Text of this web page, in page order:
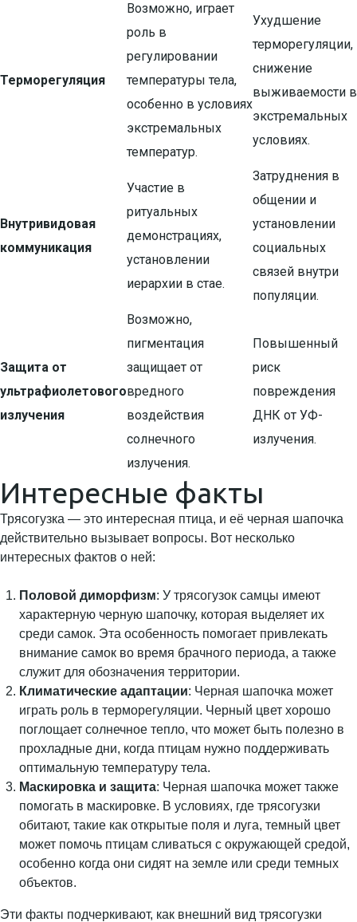
Терморегуляция
Возможно, играет
роль в
регулировании
температуры тела,
особенно в условиях
экстремальных
температур.
Ухудшение
терморегуляции,
снижение
выживаемости в
экстремальных
условиях.
Внутривидовая
коммуникация
Участие в
ритуальных
демонстрациях,
установлении
иерархии в стае.
Затруднения в
общении и
установлении
социальных
связей внутри
популяции.
Защита от
ультрафиолетового
излучения
Возможно,
пигментация
защищает от
вредного
воздействия
солнечного
излучения.
Повышенный
риск
повреждения
ДНК от УФ-
излучения.
Интересные факты
Трясогузка — это интересная птица, и её черная шапочка
действительно вызывает вопросы. Вот несколько
интересных фактов о ней:
Половой диморфизм: У трясогузок самцы имеют
характерную черную шапочку, которая выделяет их
среди самок. Эта особенность помогает привлекать
внимание самок во время брачного периода, а также
служит для обозначения территории.
Климатические адаптации: Черная шапочка может
играть роль в терморегуляции. Черный цвет хорошо
поглощает солнечное тепло, что может быть полезно в
прохладные дни, когда птицам нужно поддерживать
оптимальную температуру тела.
Маскировка и защита: Черная шапочка может также
помогать в маскировке. В условиях, где трясогузки
обитают, такие как открытые поля и луга, темный цвет
может помочь птицам сливаться с окружающей средой,
особенно когда они сидят на земле или среди темных
объектов.
Эти факты подчеркивают, как внешний вид трясогузки